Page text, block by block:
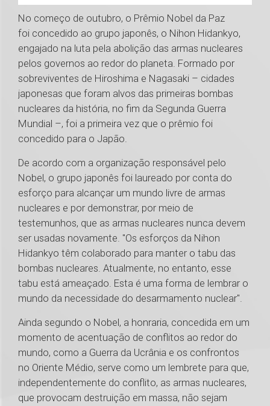
No começo de outubro, o Prêmio Nobel da Paz
foi concedido ao grupo japonês, o Nihon Hidankyo,
engajado na luta pela abolição das armas nucleares
pelos governos ao redor do planeta. Formado por
sobreviventes de Hiroshima e Nagasaki – cidades
japonesas que foram alvos das primeiras bombas
nucleares da história, no fim da Segunda Guerra
Mundial –, foi a primeira vez que o prêmio foi
concedido para o Japão.
De acordo com a organização responsável pelo
Nobel, o grupo japonês foi laureado por conta do
esforço para alcançar um mundo livre de armas
nucleares e por demonstrar, por meio de
testemunhos, que as armas nucleares nunca devem
ser usadas novamente. "Os esforços da Nihon
Hidankyo têm colaborado para manter o tabu das
bombas nucleares. Atualmente, no entanto, esse
tabu está ameaçado. Esta é uma forma de lembrar o
mundo da necessidade do desarmamento nuclear".
Ainda segundo o Nobel, a honraria, concedida em um
momento de acentuação de conflitos ao redor do
mundo, como a Guerra da Ucrânia e os confrontos
no Oriente Médio, serve como um lembrete para que,
independentemente do conflito, as armas nucleares,
que provocam destruição em massa, não sejam